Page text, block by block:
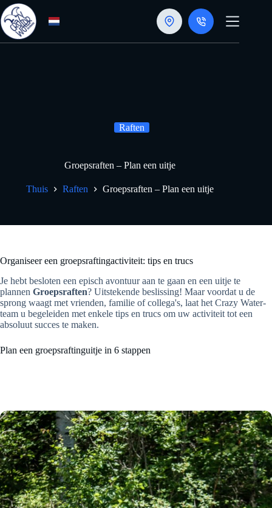
Doorgaan
naar
artikel
Raften
Groepsraften – Plan een uitje
Thuis Raften Groepsraften – Plan een uitje
Organiseer een groepsraftingactiviteit: tips en trucs
Je hebt besloten een episch avontuur aan te gaan en een uitje te
plannen Groepsraften? Uitstekende beslissing! Maar voordat u de
sprong waagt met vrienden, familie of collega's, laat het Crazy Water-
team u begeleiden met enkele tips en trucs om uw activiteit tot een
absoluut succes te maken.
Plan een groepsraftinguitje in 6 stappen